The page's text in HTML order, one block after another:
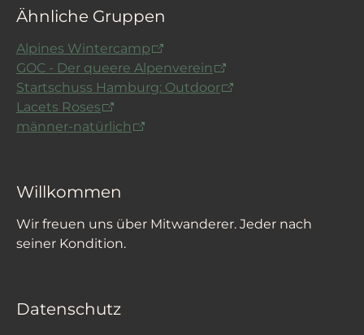
Ähnliche Gruppen
Alpines Wintercamp
GOC - Der queere Alpenverein
Startschuss Hamburg: Outdoor
Lacets Roses
männer-natürlich
Willkommen
Wir freuen uns über Mitwanderer. Jeder nach
seiner Kondition.
Datenschutz